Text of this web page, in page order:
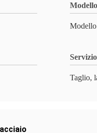
Taglio,